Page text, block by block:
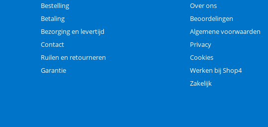
Bestelling
Betaling
Bezorging en levertijd
Contact
Ruilen en retourneren
Garantie
Over ons
Beoordelingen
Algemene voorwaarden
Privacy
Cookies
Werken bij Shop4
Zakelijk